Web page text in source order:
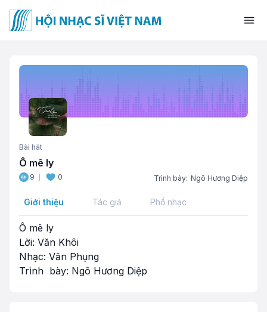
Bài hát
Ô mê ly
9 0 Trình bày: Ngô Hương Diệp
Giới thiệu Tác giả Phổ nhạc
Ô mê ly
Lời: Văn Khôi
Nhạc: Văn Phụng
Trình bày: Ngô Hương Diệp